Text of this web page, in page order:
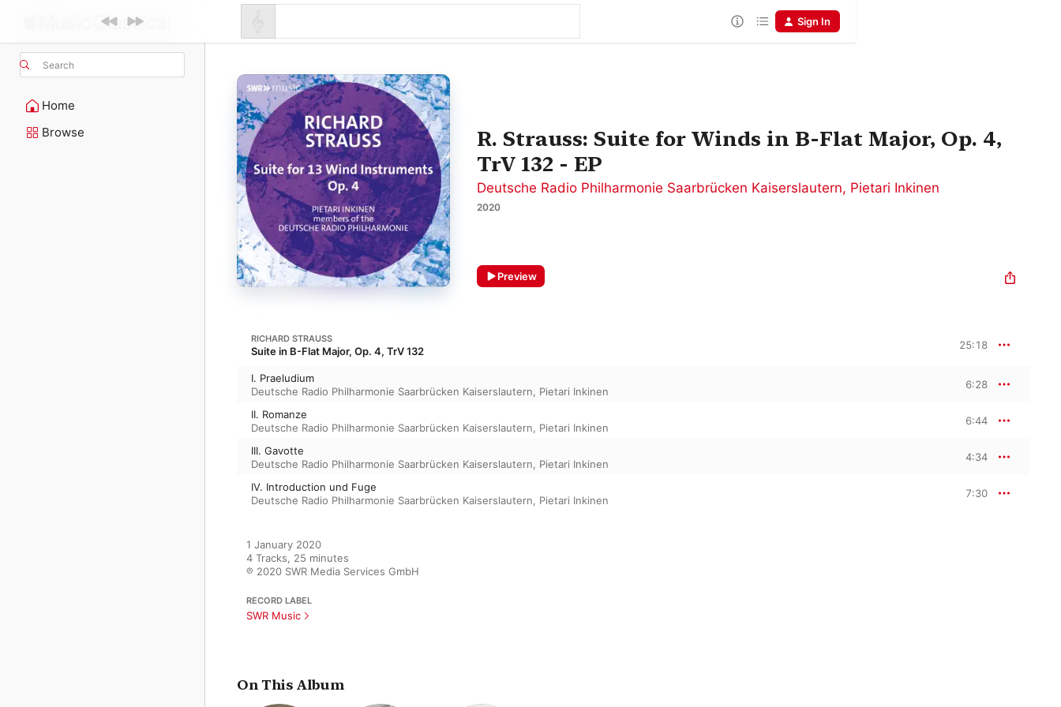
Search
Home
Browse
Sign In
R. Strauss: Suite for Winds in B-Flat Major, Op. 4,
TrV 132 - EP
Deutsche Radio Philharmonie Saarbrücken Kaiserslautern, Pietari Inkinen
2020
Preview
RICHARD STRAUSS
Suite in B-Flat Major, Op. 4, TrV 132 25:18
I. Praeludium
Deutsche Radio Philharmonie Saarbrücken Kaiserslautern, Pietari Inkinen
6:28
II. Romanze
Deutsche Radio Philharmonie Saarbrücken Kaiserslautern, Pietari Inkinen
6:44
III. Gavotte
Deutsche Radio Philharmonie Saarbrücken Kaiserslautern, Pietari Inkinen
4:34
IV. Introduction und Fuge
Deutsche Radio Philharmonie Saarbrücken Kaiserslautern, Pietari Inkinen
7:30
1 January 2020
4 Tracks, 25 minutes
℗ 2020 SWR Media Services GmbH
RECORD LABEL
SWR Music
On This Album